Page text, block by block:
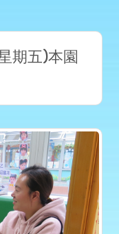
期五)本園